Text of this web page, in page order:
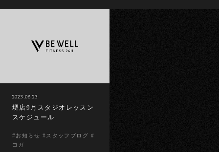
2023.08.23
堺店9月スタジオレッスン
スケジュール
#お知らせ #スタッフブログ #
ヨガ